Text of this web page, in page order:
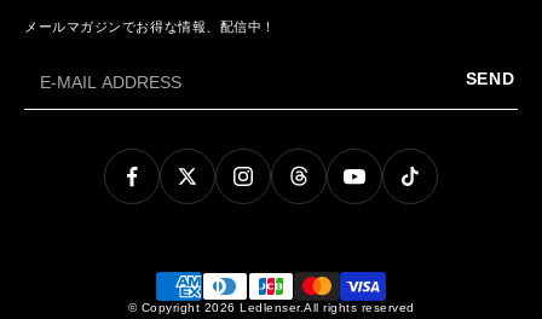
メールマガジンでお得な情報、配信中！
SEND
© Copyright 2026 Ledlenser.All rights reserved